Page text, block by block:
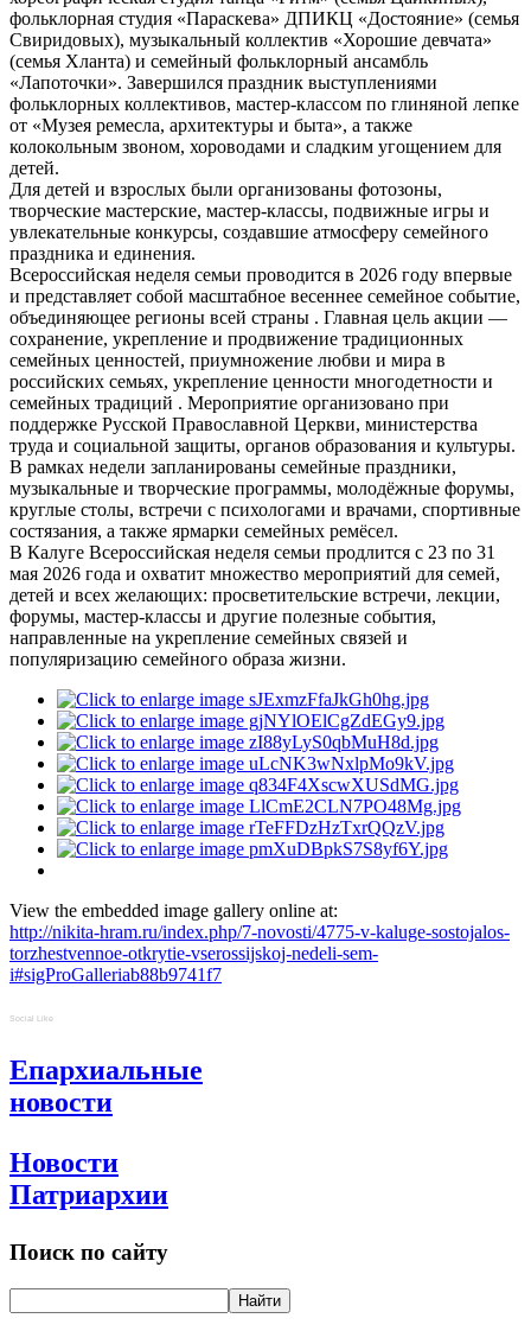
фольклорная студия «Параскева» ДПИКЦ «Достояние» (семья
Свиридовых), музыкальный коллектив «Хорошие девчата»
(семья Хланта) и семейный фольклорный ансамбль
«Лапоточки». Завершился праздник выступлениями
фольклорных коллективов, мастер-классом по глиняной лепке
от «Музея ремесла, архитектуры и быта», а также
колокольным звоном, хороводами и сладким угощением для
детей.
Для детей и взрослых были организованы фотозоны,
творческие мастерские, мастер-классы, подвижные игры и
увлекательные конкурсы, создавшие атмосферу семейного
праздника и единения.
Всероссийская неделя семьи проводится в 2026 году впервые
и представляет собой масштабное весеннее семейное событие,
объединяющее регионы всей страны . Главная цель акции —
сохранение, укрепление и продвижение традиционных
семейных ценностей, приумножение любви и мира в
российских семьях, укрепление ценности многодетности и
семейных традиций . Мероприятие организовано при
поддержке Русской Православной Церкви, министерства
труда и социальной защиты, органов образования и культуры.
В рамках недели запланированы семейные праздники,
музыкальные и творческие программы, молодёжные форумы,
круглые столы, встречи с психологами и врачами, спортивные
состязания, а также ярмарки семейных ремёсел.
В Калуге Всероссийская неделя семьи продлится с 23 по 31
мая 2026 года и охватит множество мероприятий для семей,
детей и всех желающих: просветительские встречи, лекции,
форумы, мастер-классы и другие полезные события,
направленные на укрепление семейных связей и
популяризацию семейного образа жизни.
View the embedded image gallery online at:
http://nikita-hram.ru/index.php/7-novosti/4775-v-kaluge-sostojalos-
torzhestvennoe-otkrytie-vserossijskoj-nedeli-sem-
i#sigProGalleriab88b9741f7
Social Like
Епархиальные
новости
Новости
Патриархии
Поиск по сайту